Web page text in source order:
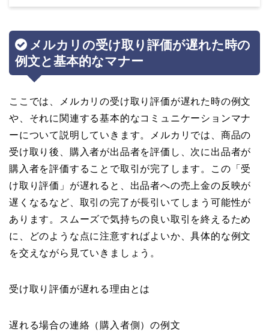
メルカリの受け取り評価が遅れた時の
例文と基本的なマナー
ここでは、メルカリの受け取り評価が遅れた時の例文
や、それに関連する基本的なコミュニケーションマナ
ーについて説明していきます。メルカリでは、商品の
受け取り後、購入者が出品者を評価し、次に出品者が
購入者を評価することで取引が完了します。この「受
け取り評価」が遅れると、出品者への売上金の反映が
遅くなるなど、取引の完了が長引いてしまう可能性が
あります。スムーズで気持ちの良い取引を終えるため
に、どのような点に注意すればよいか、具体的な例文
を交えながら見ていきましょう。
受け取り評価が遅れる理由とは
遅れる場合の連絡（購入者側）の例文